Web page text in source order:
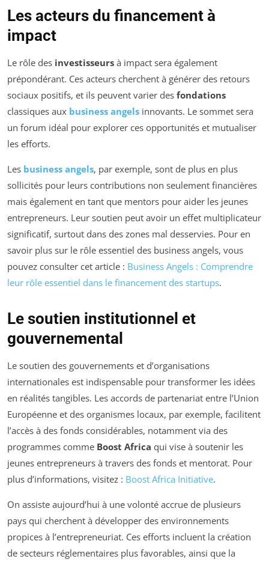
Les acteurs du financement à
impact
Le rôle des investisseurs à impact sera également
prépondérant. Ces acteurs cherchent à générer des retours
sociaux positifs, et ils peuvent varier des fondations
classiques aux business angels innovants. Le sommet sera
un forum idéal pour explorer ces opportunités et mutualiser
les efforts.
Les business angels, par exemple, sont de plus en plus
sollicités pour leurs contributions non seulement financières
mais également en tant que mentors pour aider les jeunes
entrepreneurs. Leur soutien peut avoir un effet multiplicateur
significatif, surtout dans des zones mal desservies. Pour en
savoir plus sur le rôle essentiel des business angels, vous
pouvez consulter cet article : Business Angels : Comprendre
leur rôle essentiel dans le financement des startups.
Le soutien institutionnel et
gouvernemental
Le soutien des gouvernements et d’organisations
internationales est indispensable pour transformer les idées
en réalités tangibles. Les accords de partenariat entre l’Union
Européenne et des organismes locaux, par exemple, facilitent
l’accès à des fonds considérables, notamment via des
programmes comme Boost Africa qui vise à soutenir les
jeunes entrepreneurs à travers des fonds et mentorat. Pour
plus d’informations, visitez : Boost Africa Initiative.
On assiste aujourd’hui à une volonté accrue de plusieurs
pays qui cherchent à développer des environnements
propices à l’entrepreneuriat. Ces efforts incluent la création
de secteurs réglementaires plus favorables, ainsi que la